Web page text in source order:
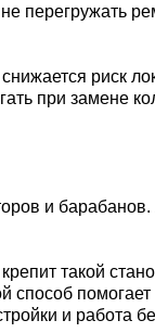
перегружать
риск
при замене
и
такой
способ
и работа